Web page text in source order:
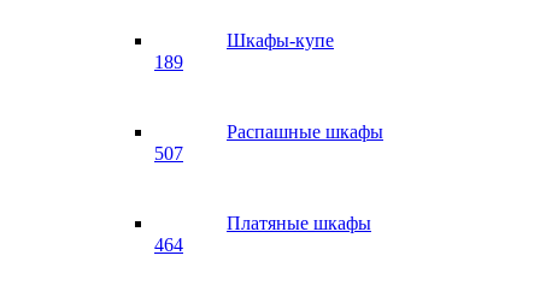
Шкафы-купе
189
Распашные шкафы
507
Платяные шкафы
464